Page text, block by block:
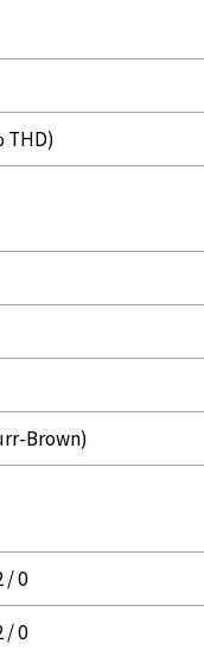
THD)
Brown)
/ 0
/ 0